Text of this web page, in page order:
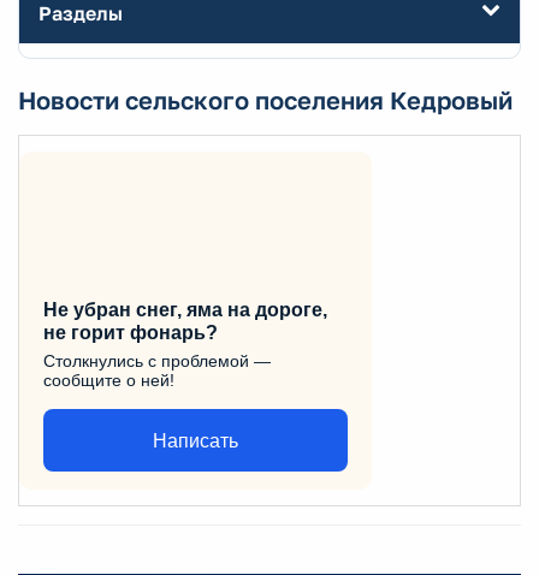
Разделы
Новости сельского поселения Кедровый
Не убран снег, яма на дороге,
не горит фонарь?
Столкнулись с проблемой —
сообщите о ней!
Написать